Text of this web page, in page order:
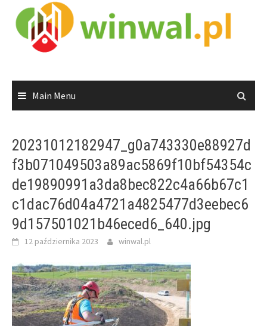
content
Main Menu
20231012182947_g0a743330e88927d
f3b071049503a89ac5869f10bf54354c
de19890991a3da8bec822c4a66b67c1
c1dac76d04a4721a4825477d3eebec6
9d157501021b46eced6_640.jpg
12 października 2023 winwal.pl